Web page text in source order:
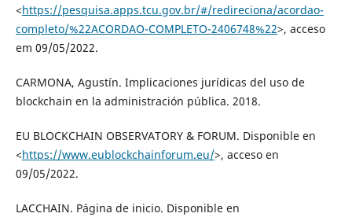
<https://pesquisa.apps.tcu.gov.br/#/redireciona/acordao-
completo/%22ACORDAO-COMPLETO-2406748%22>, acceso
em 09/05/2022.
CARMONA, Agustín. Implicaciones jurídicas del uso de
blockchain en la administración pública. 2018.
EU BLOCKCHAIN OBSERVATORY & FORUM. Disponible en
<https://www.eublockchainforum.eu/>, acceso en
09/05/2022.
LACCHAIN. Página de inicio. Disponible en